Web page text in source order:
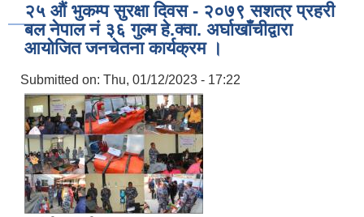
२५ औं भुकम्प सुरक्षा दिवस - २०७९ सशत्र प्रहरी
बल नेपाल नं ३६ गुल्म हे.क्वा. अर्घाखाँचीद्वारा
आयोजित जनचेतना कार्यक्रम ।
Submitted on: Thu, 01/12/2023 - 17:22